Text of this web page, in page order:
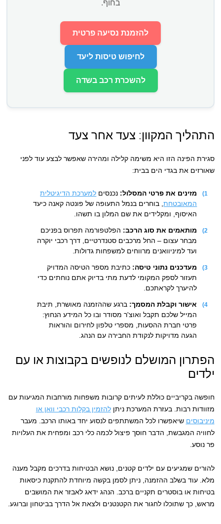
בחוף.
להזמנת נסיעה פרטית
לחיפוש טיסות ליעד
להשכרת רכב בשדה
התהליך המקוון: צעד אחר צעד
סגירת הפינה הזו היא משימה קלילה ומהירה שאפשר לבצע עוד לפני
שאורזים את בגדי הים בבית:
מזינים את פרטי המסלול: נכנסים למערכת הדיגיטלית
המאובטחת, בוחרים בנמל התעופה של פונטה קאנה כיעד
האיסוף, ומקלידים את שם המלון בו תשהו.
מותאמים את סוג הרכב: הפלטפורמה תפרוס בפניכם
מבחר עצום – החל מרכבים סטנדרטיים, דרך רכבי יוקרה
ועד למיניוואנים מרווחים למשפחות גדולות.
מעדכנים נתוני טיסה: כתיבת מספר הטיסה המדויק
תעזור לספק המקומי לדעת מתי בדיוק אתם נוחתים כדי
להיערך לקראתכם.
אישור וקבלת המסמך: ברגע שההזמנה מאושרת, תיבת
המייל שלכם תקבל ואוצ'ר מסודר ובו כל המידע הנחוץ:
פרטי חברת ההסעות, מספרי טלפון לחירום והוראות
הגעה מדויקות לנקודת החבירה עם הנהג.
הפתרון המושלם לנופשים בקבוצות או עם
ילדים
חופשה בקריביים כוללת לעיתים קרובות משפחות מורחבות המגיעות עם
מזוודות רבות. בעזרת המערכת ניתןלהזמין בקלות רכבי וואן או
מיניבוסים שיאפשרו לכל המשתתפים לנסוע יחד באותו הרכב. מעבר
לחוויה המגבשת, הדבר חוסך פיצול לכמה כלי רכב ומפחית את העלויות
פר נוסע.
להורים שמגיעים עם ילדים קטנים, נושא הבטיחות בדרכים מקבל מענה
מלא. עוד בשלב ההזמנה, ניתן לסמן בקשה מיוחדת להתקנת כיסאות
בטיחות או בוסטרים תקניים ברכב. הנהג ידאג לאבזר את המושבים
מראש, כך שתוכלו לחגור את הקטנטנים ולצאת אל הדרך בביטחון וברוגע.